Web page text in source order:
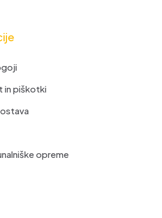
in piškotki
opreme